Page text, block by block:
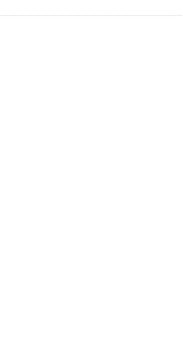
Sie im dafür vorgesehenen
nur für die Bearbeiter*innen
Bilder hochladen.